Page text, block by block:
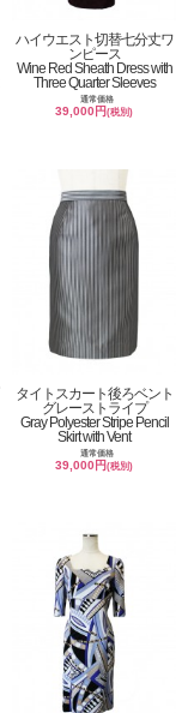
ハイウエスト切替七分丈ワ
ンピース
Wine Red Sheath Dress with
Three Quarter Sleeves
通常価格
39,000円(税別)
タイトスカート後ろベント
グレーストライプ
Gray Polyester Stripe Pencil
Skirt with Vent
通常価格
39,000円(税別)